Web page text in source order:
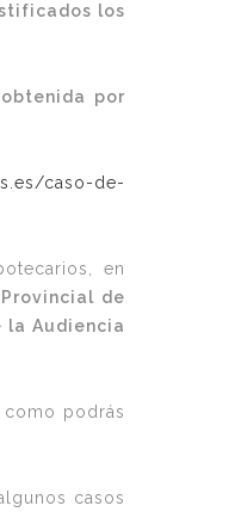
los
por
caso-de-
en
de
la Audiencia
como podrás
casos